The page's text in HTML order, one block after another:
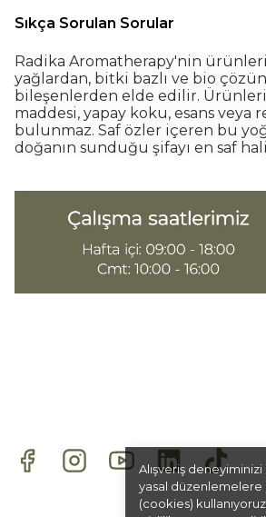
Alışveriş
yasal
(cookies)
Sıkça Sorulan Sorular
Radika Aromatherapy'nin
yağlardan, bitki bazlı ve bio
bileşenlerden elde edilir.
maddesi, yapay koku, esans veya
bulunmaz. Saf özler içeren bu
doğanın sunduğu şifayı en saf